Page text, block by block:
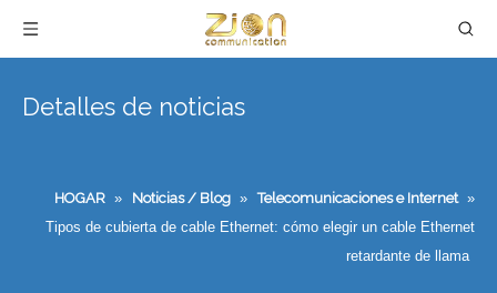
Detalles de noticias
HOGAR » Noticias / Blog » Telecomunicaciones e Internet »
Tipos de cubierta de cable Ethernet: cómo elegir un cable Ethernet
retardante de llama